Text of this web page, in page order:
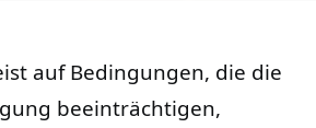
auf Bedingungen, die die
beeinträchtigen,